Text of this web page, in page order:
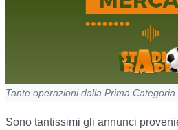
Tante operazioni dalla Prima Categoria
Sono tantissimi gli annunci